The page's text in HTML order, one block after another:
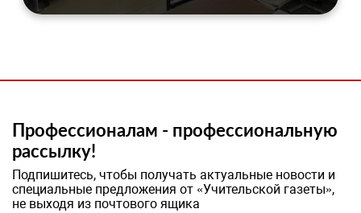
Профессионалам - профессиональную
рассылку!
Подпишитесь, чтобы получать актуальные новости и
специальные предложения от «Учительской газеты»,
не выходя из почтового ящика